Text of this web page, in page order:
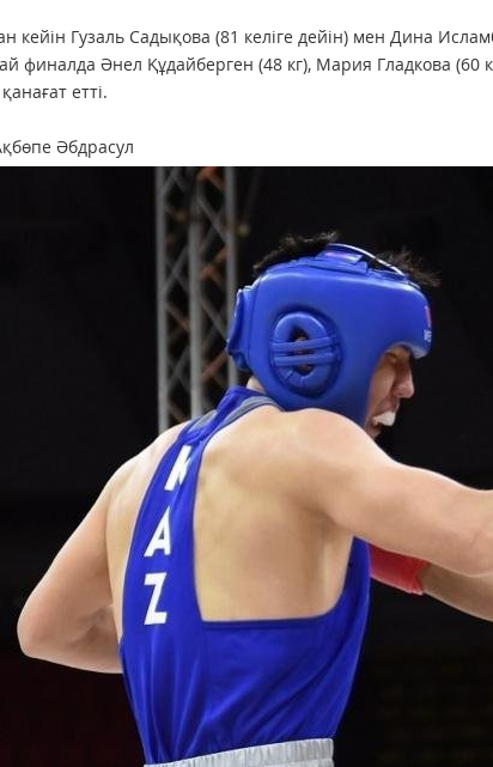
кейін Гузаль Садықова (81 келіге дейін) мен Дина
финалда Әнел Құдайберген (48 кг), Мария Гладкова (60
етті.
Әбдрасул